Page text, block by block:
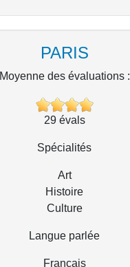
PARIS
Moyenne des évaluations :
29évals
Spécialités
Art
Histoire
Culture
Langue parlée
Français